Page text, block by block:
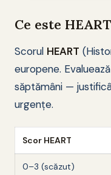
Ce este
Scorul HEART
europene.
săptămâni —
urgențe.
Scor HEART
0–3 (scăzut)